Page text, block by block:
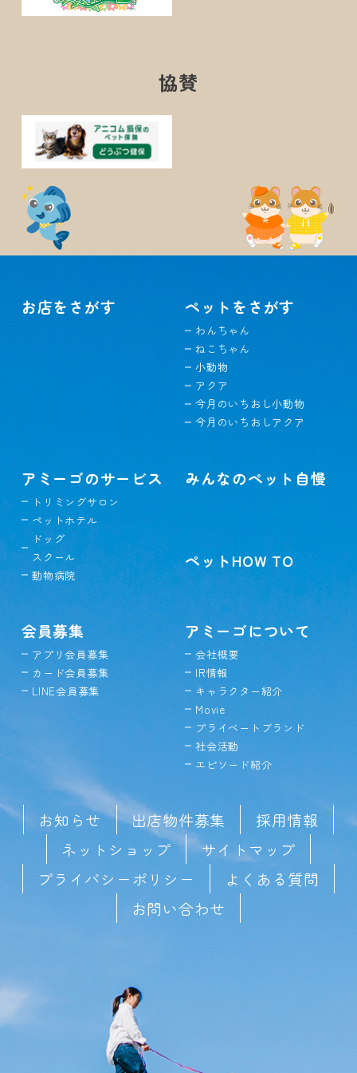
協賛
お店をさがす ペットをさがす
わんちゃん
ねこちゃん
小動物
アクア
今月のいちおし小動物
今月のいちおしアクア
アミーゴのサービス
トリミングサロン
ペットホテル
ドッグ
スクール
動物病院
みんなのペット自慢
ペットHOW TO
会員募集
アプリ会員募集
カード会員募集
LINE会員募集
アミーゴについて
会社概要
IR情報
キャラクター紹介
Movie
プライベートブランド
社会活動
エピソード紹介
お知らせ 出店物件募集
採用情報
ネットショップ
サイトマップ
プライバシーポリシー
よくある質問
お問い合わせ